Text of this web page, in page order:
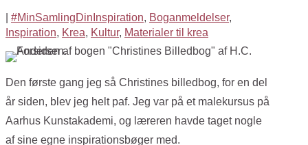
#MinSamlingDinInspiration, Boganmeldelser,
Inspiration, Krea, Kultur, Materialer til krea
Den første gang jeg så Christines billedbog, for en del
år siden, blev jeg helt paf. Jeg var på et malekursus på
Aarhus Kunstakademi, og læreren havde taget nogle
af sine egne inspirationsbøger med.